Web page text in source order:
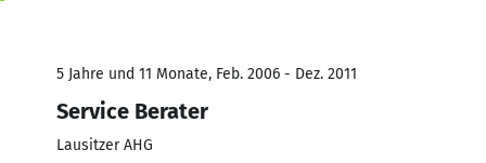
5 Jahre und 11 Monate, Feb. 2006 - Dez. 2011
Service Berater
Lausitzer AHG